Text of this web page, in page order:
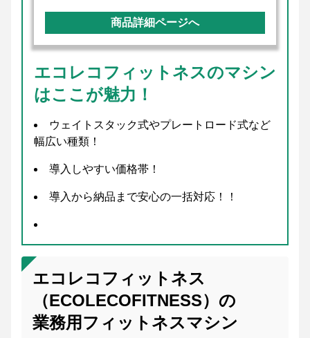
商品詳細ページへ
エコレコフィットネスのマシン
はここが魅力！
ウェイトスタック式やプレートロード式など
幅広い種類！
導入しやすい価格帯！
導入から納品まで安心の一括対応！！
エコレコフィットネス
（ECOLECOFITNESS）の
業務用フィットネスマシン